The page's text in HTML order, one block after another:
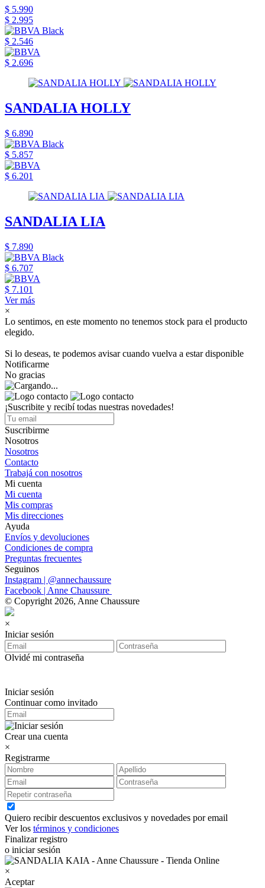
$ 5.990
$ 2.995
$ 2.546
$ 2.696
SANDALIA HOLLY
$ 6.890
$ 5.857
$ 6.201
SANDALIA LIA
$ 7.890
$ 6.707
$ 7.101
Ver más
×
Lo sentimos, en este momento no tenemos stock para el producto
elegido.
Si lo deseas, te podemos avisar cuando vuelva a estar disponible
Notificarme
No gracias
¡Suscribite y recibí todas nuestras novedades!
Suscribirme
Nosotros
Nosotros
Contacto
Trabajá con nosotros
Mi cuenta
Mi cuenta
Mis compras
Mis direcciones
Ayuda
Envíos y devoluciones
Condiciones de compra
Preguntas frecuentes
Seguinos
Instagram | @annechaussure
Facebook | Anne Chaussure
© Copyright 2026, Anne Chaussure
×
Iniciar sesión
Olvidé mi contraseña
Iniciar sesión
Continuar como invitado
Crear una cuenta
×
Registrarme
Quiero recibir descuentos exclusivos y novedades por email
Ver los términos y condiciones
Finalizar registro
o iniciar sesión
×
Aceptar